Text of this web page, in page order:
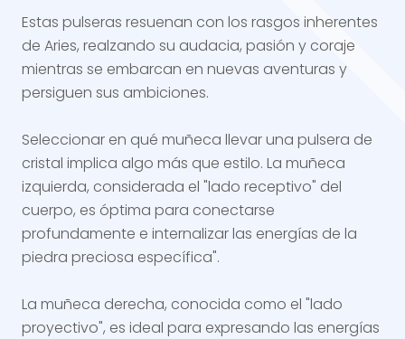
Estas pulseras resuenan con los rasgos inherentes
de Aries, realzando su audacia, pasión y coraje
mientras se embarcan en nuevas aventuras y
persiguen sus ambiciones.
Seleccionar en qué muñeca llevar una pulsera de
cristal implica algo más que estilo. La muñeca
izquierda, considerada el "lado receptivo" del
cuerpo, es óptima para conectarse
profundamente e internalizar las energías de la
piedra preciosa específica".
La muñeca derecha, conocida como el "lado
proyectivo", es ideal para expresando las energías